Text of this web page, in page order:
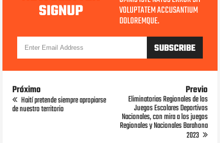
SIGNUP VOLUPTATEM ACCUSANTIUM
DOLOREMQUE.
Próximo
Haití pretende siempre apropiarse
de nuestro territorio
Previo
Eliminatorias Regionales de los
Juegos Escolares Deportivos
Nacionales, con mira a los juegos
Regionales y Nacionales Barahona
2023